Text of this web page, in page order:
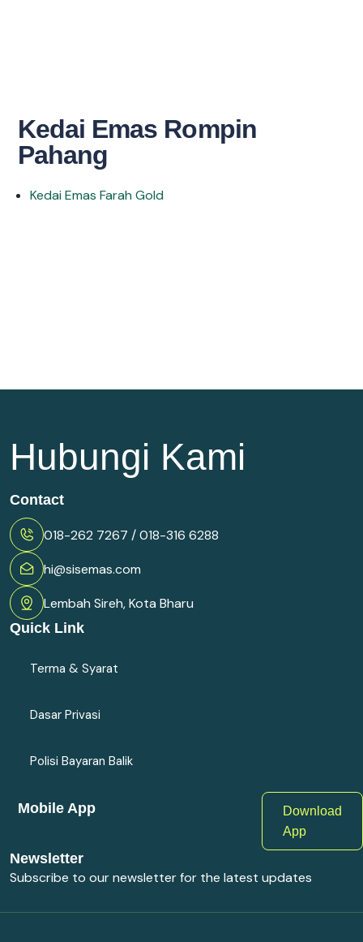
Kedai Emas Rompin
Pahang
Kedai Emas Farah Gold
Hubungi Kami
Contact
018-262 7267 / 018-316 6288
hi@sisemas.com
Lembah Sireh, Kota Bharu
Quick Link
Terma & Syarat
Dasar Privasi
Polisi Bayaran Balik
Mobile App
Download
App
Newsletter
Subscribe to our newsletter for the latest updates